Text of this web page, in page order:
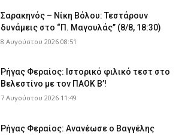
Σαρακηνός – Νίκη Βόλου: Τεστάρουν
δυνάμεις στο “Π. Μαγουλάς” (8/8, 18:30)
8 Αυγούστου 2026 08:51
Ρήγας Φεραίος: Ιστορικό φιλικό τεστ στο
Βελεστίνο με τον ΠΑΟΚ Β’!
7 Αυγούστου 2026 11:49
Ρήγας Φεραίος: Ανανέωσε ο Βαγγέλης